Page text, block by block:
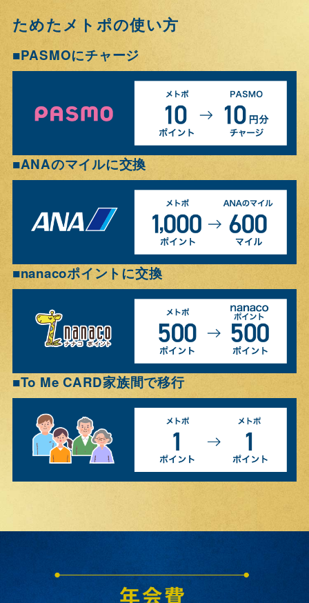
ためたメトポの使い方
■PASMOにチャージ
■ANAのマイルに交換
■nanacoポイントに交換
■To Me CARD家族間で移行